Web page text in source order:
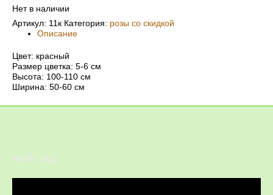
Нет в наличии
Артикул: 11к Категория: розы со скидкой
Описание
Цвет: красный
Размер цветка: 5-6 см
Высота: 100-110 см
Ширина: 50-60 см
мой сад